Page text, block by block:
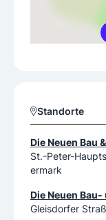
Standorte
Die Neuen Bau
St.-Peter-
ermark
Die Neuen
Gleisdorfer